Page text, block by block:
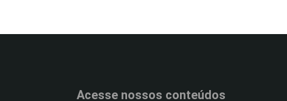
Acesse nossos conteúdos